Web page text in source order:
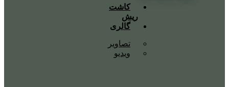
کاشت
ریش
گالری
تصاویر
ویدیو